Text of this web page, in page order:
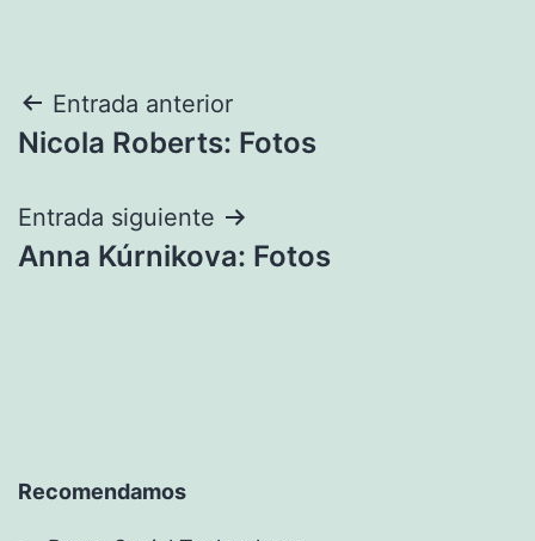
Navegación
de
entradas
Entrada anterior
Nicola Roberts: Fotos
Entrada siguiente
Anna Kúrnikova: Fotos
Recomendamos